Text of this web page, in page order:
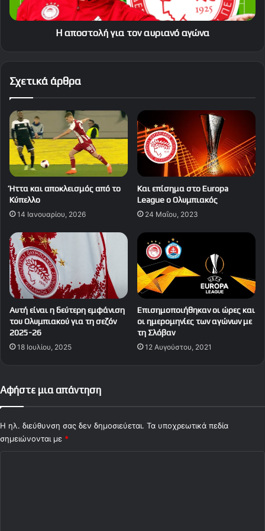
Η αποστολή για τον αυριανό αγώνα
Σχετικά άρθρα
Ήττα και αποκλεισμός από το
Κύπελλο
14 Ιανουαρίου, 2026
Και επίσημα στο Europa
League o Ολυμπιακός
24 Μαΐου, 2023
Αυτή είναι η δεύτερη εμφάνιση
του Ολυμπιακού για τη σεζόν
2025-26
18 Ιουλίου, 2025
Επισημοποιήθηκαν οι ώρες και
οι ημερομηνίες των αγώνων με
τη Σλόβαν
12 Αυγούστου, 2021
Αφήστε μια απάντηση
Η ηλ. διεύθυνση σας δεν δημοσιεύεται. Τα υποχρεωτικά πεδία
σημειώνονται με *